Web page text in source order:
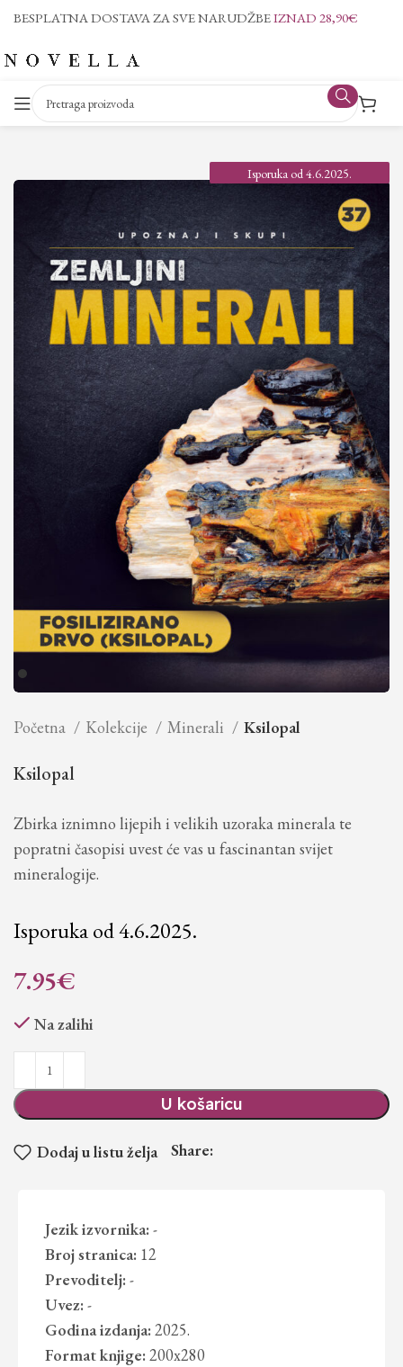
BESPLATNA DOSTAVA ZA SVE NARUDŽBEIZNAD 28,90€
Isporuka od 4.6.2025.
Početna Kolekcije Minerali Ksilopal
Ksilopal
Zbirka iznimno lijepih i velikih uzoraka minerala te
popratni časopisi uvest će vas u fascinantan svijet
mineralogije.
Isporuka od 4.6.2025.
7.95€
Na zalihi
U košaricu
Dodaj u listu želja Share:
Jezik izvornika: -
Broj stranica: 12
Prevoditelj: -
Uvez: -
Godina izdanja: 2025.
Format knjige: 200x280